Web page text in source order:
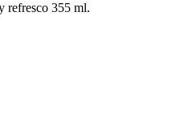
refresco 355 ml.